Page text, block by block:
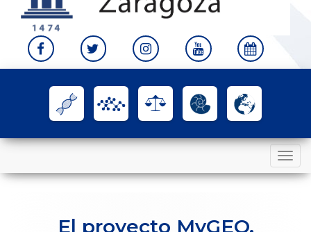
Toggle
navigation
El proyecto MyGEO,